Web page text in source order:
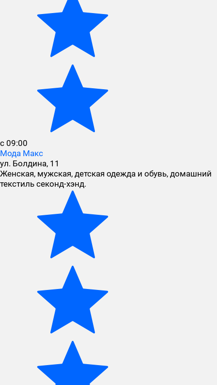
с 09:00
Мода Макс
ул. Болдина, 11
Женская, мужская, детская одежда и обувь, домашний
текстиль секонд-хэнд.